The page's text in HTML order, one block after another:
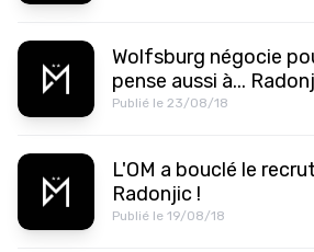
Wolfsburg négocie
pense aussi à...
Publié le 23/08/18
L'OM a bouclé le
Radonjic !
Publié le 19/08/18